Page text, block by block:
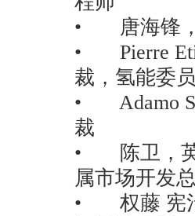
• 唐海锋，
• Pierre
裁，氢能委
• Adamo
裁
• 陈卫，英
属市场开发
• 权藤 宪治